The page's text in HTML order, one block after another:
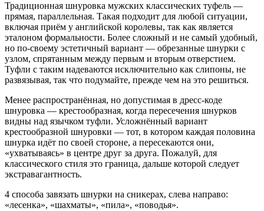
Традиционная шнуровка мужских классических туфель —
прямая, параллельная. Такая подходит для любой ситуации,
включая приём у английской королевы, так как является
эталоном формальности. Более сложный и не самый удобный,
но по-своему эстетичный вариант — обрезанные шнурки с
узлом, спрятанным между первым и вторым отверстием.
Туфли с таким надеваются исключительно как слипоны, не
развязывая, так что подумайте, прежде чем на это решиться.
Менее распространённая, но допустимая в дресс-коде
шнуровка — крестообразная, когда пересечения шнурков
видны над язычком туфли. Усложнённый вариант
крестообразной шнуровки — тот, в котором каждая половина
шнурка идёт по своей стороне, а пересекаются они,
«ухватываясь» в центре друг за друга. Пожалуй, для
классического стиля это граница, дальше которой следует
экстравагантность.
4 способа завязать шнурки на сникерах, слева направо:
«лесенка», «шахматы», «пила», «поводья».